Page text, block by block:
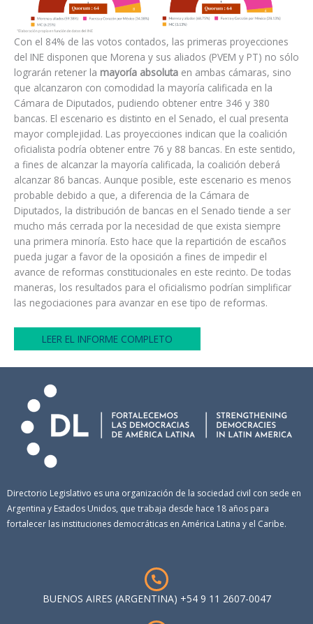
Con el 84% de las votos contados, las primeras proyecciones
del INE disponen que Morena y sus aliados (PVEM y PT) no sólo
lograrán retener la mayoría absoluta en ambas cámaras, sino
que alcanzaron con comodidad la mayoría calificada en la
Cámara de Diputados, pudiendo obtener entre 346 y 380
bancas. El escenario es distinto en el Senado, el cual presenta
mayor complejidad. Las proyecciones indican que la coalición
oficialista podría obtener entre 76 y 88 bancas. En este sentido,
a fines de alcanzar la mayoría calificada, la coalición deberá
alcanzar 86 bancas. Aunque posible, este escenario es menos
probable debido a que, a diferencia de la Cámara de
Diputados, la distribución de bancas en el Senado tiende a ser
mucho más cerrada por la necesidad de que exista siempre
una primera minoría. Esto hace que la repartición de escaños
pueda jugar a favor de la oposición a fines de impedir el
avance de reformas constitucionales en este recinto. De todas
maneras, los resultados para el oficialismo podrían simplificar
las negociaciones para avanzar en ese tipo de reformas.
LEER EL INFORME COMPLETO
Directorio Legislativo es una organización de la sociedad civil con sede en
Argentina y Estados Unidos, que trabaja desde hace 18 años para
fortalecer las instituciones democráticas en América Latina y el Caribe.
BUENOS AIRES (ARGENTINA) +54 9 11 2607-0047